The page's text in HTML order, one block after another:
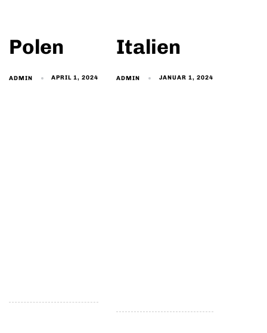
Polen
ADMIN APRIL 1, 2024
Italien
ADMIN JANUAR 1, 2024